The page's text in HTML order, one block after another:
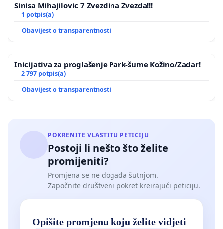
Sinisa Mihajilovic 7 Zvezdina Zvezda!!!
1 potpis(a)
Obavijest o transparentnosti
Inicijativa za proglašenje Park-šume Kožino/Zadar!
2 797 potpis(a)
Obavijest o transparentnosti
POKRENITE VLASTITU PETICIJU
Postoji li nešto što želite
promijeniti?
Promjena se ne događa šutnjom.
Započnite društveni pokret kreirajući peticiju.
Opišite promjenu koju želite vidjeti